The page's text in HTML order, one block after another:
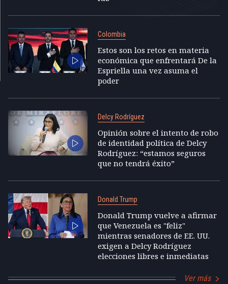
Colombia
Estos son los retos en materia
económica que enfrentará De la
Espriella una vez asuma el
poder
Delcy Rodríguez
Opinión sobre el intento de robo
de identidad política de Delcy
Rodríguez: “estamos seguros
que no tendrá éxito”
Donald Trump
Donald Trump vuelve a afirmar
que Venezuela es "feliz"
mientras senadores de EE. UU.
exigen a Delcy Rodríguez
elecciones libres e inmediatas
Ver más